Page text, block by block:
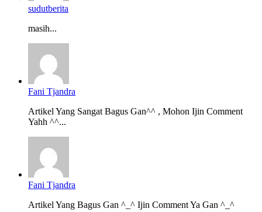
sudutberita
masih...
Fani Tjandra
Artikel Yang Sangat Bagus Gan^^ , Mohon Ijin Comment
Yahh ^^...
Fani Tjandra
Artikel Yang Bagus Gan ^_^ Ijin Comment Ya Gan ^_^